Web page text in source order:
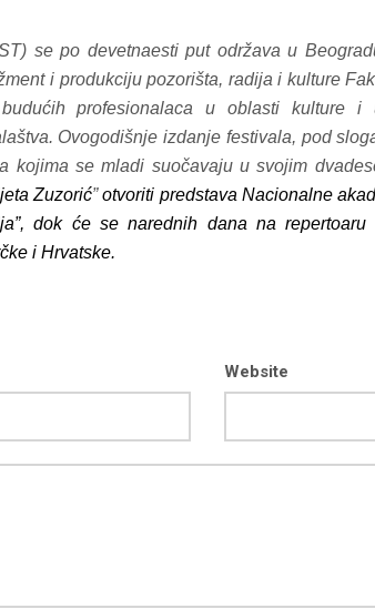
se po devetnaesti put održava u
i produkciju pozorišta, radija i kulture
profesionalaca u oblasti kulture i
Ovogodišnje izdanje festivala, pod
kojima se mladi suočavaju u svojim
Zuzorić”otvoriti predstava Nacionalne
dok će se narednih dana na repertoaru
i Hrvatske.
Website